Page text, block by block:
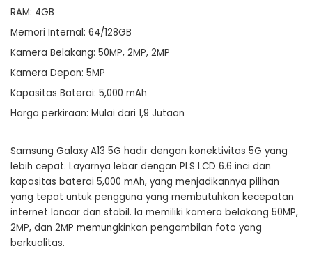
RAM: 4GB
Memori Internal: 64/128GB
Kamera Belakang: 50MP, 2MP, 2MP
Kamera Depan: 5MP
Kapasitas Baterai: 5,000 mAh
Harga perkiraan: Mulai dari 1,9 Jutaan
Samsung Galaxy A13 5G hadir dengan konektivitas 5G yang
lebih cepat. Layarnya lebar dengan PLS LCD 6.6 inci dan
kapasitas baterai 5,000 mAh, yang menjadikannya pilihan
yang tepat untuk pengguna yang membutuhkan kecepatan
internet lancar dan stabil. Ia memiliki kamera belakang 50MP,
2MP, dan 2MP memungkinkan pengambilan foto yang
berkualitas.